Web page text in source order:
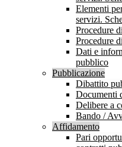
Elementi
servizi.
Procedure
Procedure
Dati e
pubblico
Pubblicazione
Dibattito
Documenti
Delibere a
Bando /
Affidamento
Pari